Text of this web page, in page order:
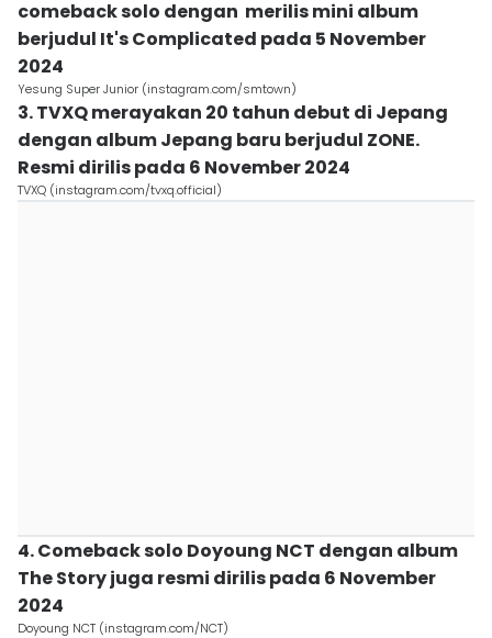
comeback solo dengan merilis mini album
berjudul It's Complicated pada 5 November
2024
Yesung Super Junior (instagram.com/smtown)
3. TVXQ merayakan 20 tahun debut di Jepang
dengan album Jepang baru berjudul ZONE.
Resmi dirilis pada 6 November 2024
TVXQ (instagram.com/tvxq.official)
4. Comeback solo Doyoung NCT dengan album
The Story juga resmi dirilis pada 6 November
2024
Doyoung NCT (instagram.com/NCT)